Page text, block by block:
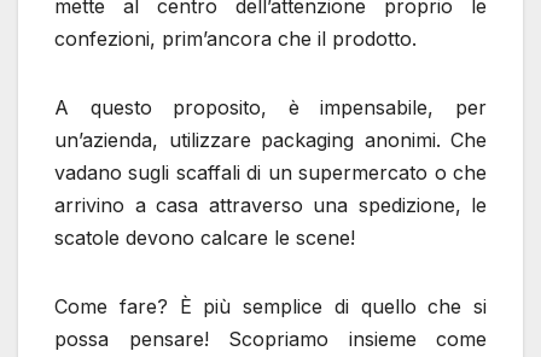
mette al centro dell’attenzione proprio le
confezioni, prim’ancora che il prodotto.
A questo proposito, è impensabile, per
un’azienda, utilizzare packaging anonimi. Che
vadano sugli scaffali di un supermercato o che
arrivino a casa attraverso una spedizione, le
scatole devono calcare le scene!
Come fare? È più semplice di quello che si
possa pensare! Scopriamo insieme come